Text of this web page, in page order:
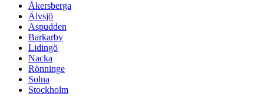
Åkersberga
Älvsjö
Aspudden
Barkarby
Lidingö
Nacka
Rönninge
Solna
Stockholm